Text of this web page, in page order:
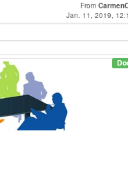
From
Jan. 11, 2019,